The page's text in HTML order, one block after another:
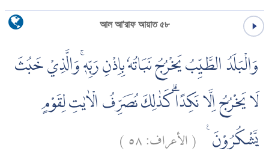
আল আ'রাফ আয়াত ৫৮
وَالْبَلَدُ الطَّيِّبُ يَخْرُجُ نَبَاتُهٗ بِاِذْنِ رَبِّهٖۚ وَالَّذِيْ خَبُثَ
لَا يَخْرُجُ اِلَّا نَكِدًاۗ كَذٰلِكَ نُصَرِّفُ الْاٰيٰتِ لِقَوْمٍ
يَّشْكُرُوْنَ ࣖ (الأعراف:٥٨)